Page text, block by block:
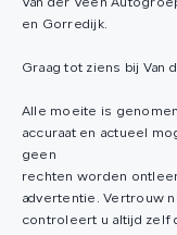
Van der Veen
en Gorredijk.
Graag tot ziens bij Van
Alle moeite is
accuraat en actueel
geen
rechten worden
advertentie. Vertrouw
controleert u altijd zelf